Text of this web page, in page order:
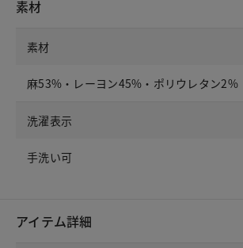
素材
素材
麻53%・レーヨン45%・ポリウレタン2%
洗濯表示
手洗い可
アイテム詳細